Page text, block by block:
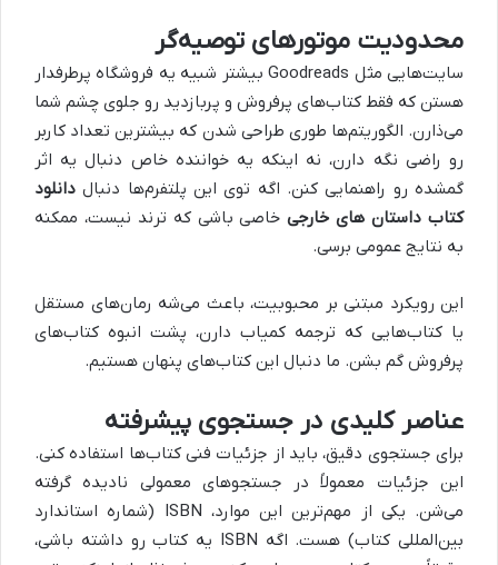
محدودیت موتورهای توصیه‌گر
سایت‌هایی مثل Goodreads بیشتر شبیه یه فروشگاه پرطرفدار
هستن که فقط کتاب‌های پرفروش و پربازدید رو جلوی چشم شما
می‌ذارن. الگوریتم‌ها طوری طراحی شدن که بیشترین تعداد کاربر
رو راضی نگه دارن، نه اینکه یه خواننده خاص دنبال یه اثر
گمشده رو راهنمایی کنن. اگه توی این پلتفرم‌ها دنبال دانلود
کتاب داستان های خارجیخاصی باشی که ترند نیست، ممکنه
به نتایج عمومی برسی.
این رویکرد مبتنی بر محبوبیت، باعث می‌شه رمان‌های مستقل
یا کتاب‌هایی که ترجمه کمیاب دارن، پشت انبوه کتاب‌های
پرفروش گم بشن. ما دنبال این کتاب‌های پنهان هستیم.
عناصر کلیدی در جستجوی پیشرفته
برای جستجوی دقیق، باید از جزئیات فنی کتاب‌ها استفاده کنی.
این جزئیات معمولاً در جستجوهای معمولی نادیده گرفته
می‌شن. یکی از مهم‌ترین این موارد، ISBN (شماره استاندارد
بین‌المللی کتاب) هست. اگه ISBN یه کتاب رو داشته باشی،